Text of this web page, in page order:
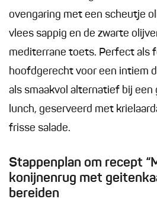
ovengaring met een scheutje
vlees sappig en de zwarte
mediterrane toets. Perfect als
hoofdgerecht voor een intiem
als smaakvol alternatief bij een
lunch, geserveerd met
frisse salade.
Stappenplan om recept
konijnenrug met
bereiden